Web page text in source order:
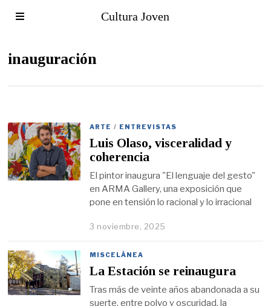
Cultura Joven
inauguración
ARTE / ENTREVISTAS
Luis Olaso, visceralidad y
coherencia
El pintor inaugura "El lenguaje del gesto"
en ARMA Gallery, una exposición que
pone en tensión lo racional y lo irracional
3 noviembre, 2025
MISCELÁNEA
La Estación se reinaugura
Tras más de veinte años abandonada a su
suerte, entre polvo y oscuridad, la